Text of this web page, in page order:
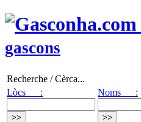
gascons
Recherche / Cèrca...
Lòcs :
Noms :